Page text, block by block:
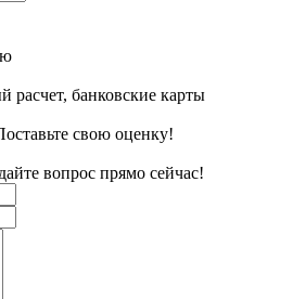
банковские карты
свою оценку!
вопрос прямо сейчас!